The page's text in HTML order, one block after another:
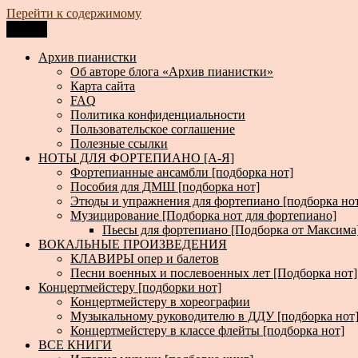
Перейти к содержимому
Архив пианистки
Всё для пианистов: ноты, книги, музыка, статьи…
Архив пианистки
Об авторе блога «Архив пианистки»
Карта сайта
FAQ
Политика конфиденциальности
Пользовательское соглашение
Полезные ссылки
НОТЫ ДЛЯ ФОРТЕПИАНО [А-Я]
Фортепианные ансамбли [подборка нот]
Пособия для ДМШ [подборка нот]
Этюды и упражнения для фортепиано [подборка
Музицирование [Подборка нот для фортепиано]
Пьесы для фортепиано [Подборка от
ВОКАЛЬНЫЕ ПРОИЗВЕДЕНИЯ
КЛАВИРЫ опер и балетов
Песни военных и послевоенных лет [Подборка нот]
Концертмейстеру [подборки нот]
Концертмейстеру в хореографии
Музыкальному руководителю в ДДУ [подборка нот]
Концертмейстеру в классе флейты [подборка нот]
ВСЕ КНИГИ